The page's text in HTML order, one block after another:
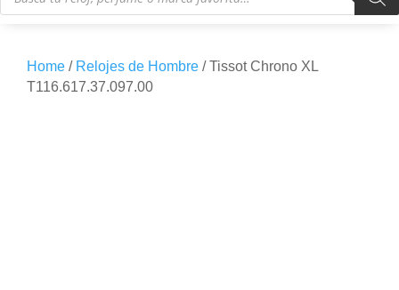
Home / Relojes de Hombre / Tissot Chrono XL
T116.617.37.097.00